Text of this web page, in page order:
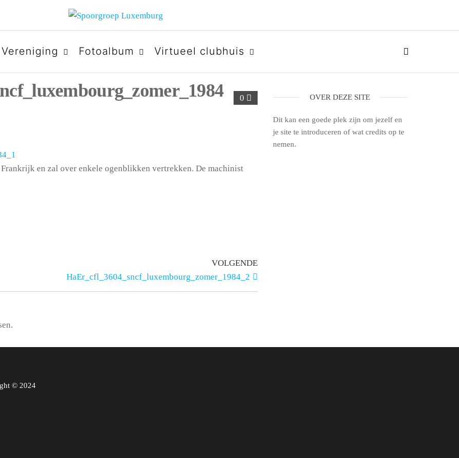
Vereniging Fotoalbum Virtueel clubhuis
0
en zal over enkele ogenblikken vertrekken. De machinist
VOLGENDE
HaEr_cfl_3604_sncf_luxembourg_zomer_1984_2
OVER DEZE SITE
Dit kan een goede plek zijn om jezelf en
je site te introduceren of wat credits op te
nemen.
© 2024